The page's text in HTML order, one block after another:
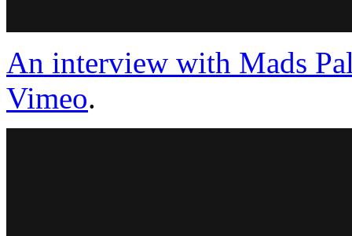
An interview with Mads
Vimeo.